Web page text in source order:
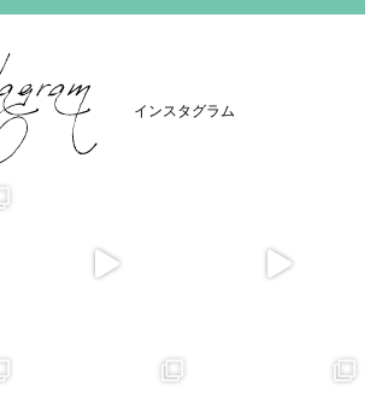
インスタグラム